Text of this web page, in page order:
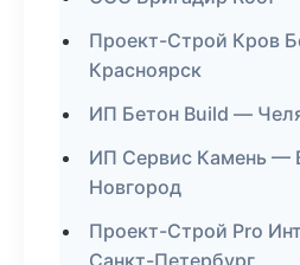
Проект-Строй Кров
Красноярск
ИП Бетон Build —
ИП Сервис Камень —
Новгород
Проект-Строй Pro
Санкт-Петербург